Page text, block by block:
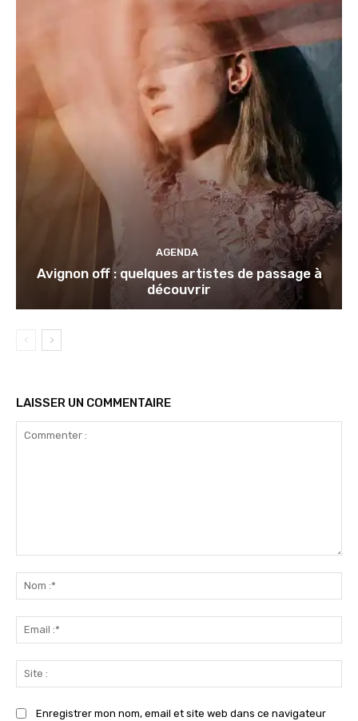
AGENDA
Avignon off : quelques artistes de passage à
découvrir
LAISSER UN COMMENTAIRE
:*
:*
:
Enregistrer mon nom, email et site web dans ce navigateur